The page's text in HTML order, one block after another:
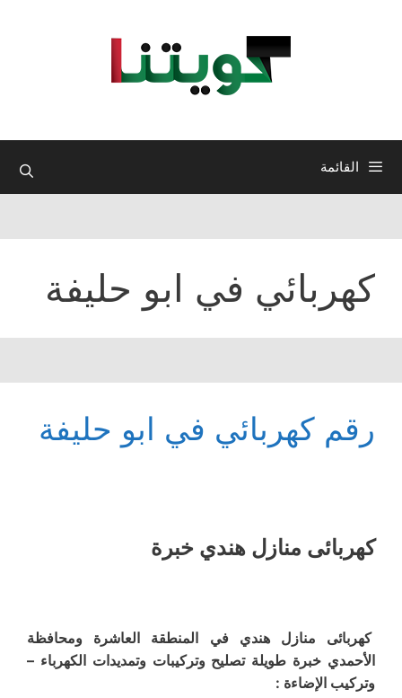
القائمة
كهربائي في ابو حليفة
رقم كهربائي في ابو حليفة
كهربائى منازل هندي خبرة
كهربائى منازل هندي في المنطقة العاشرة ومحافظة
الأحمدي خبرة طويلة تصليح وتركيبات وتمديدات الكهرباء –
وتركيب الإضاءة :